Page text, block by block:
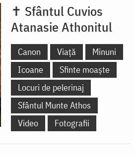
✝ Sfântul Cuvios
Atanasie Athonitul
Canon Viață
Minuni
Icoane
Sfinte moaște
Locuri de pelerinaj
Sfântul Munte Athos
Video
Fotografii